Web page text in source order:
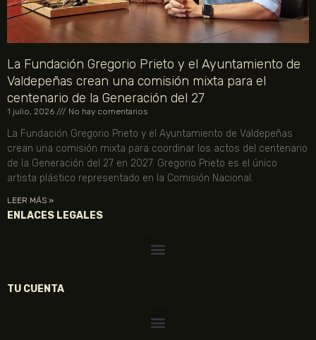
La Fundación Gregorio Prieto y el Ayuntamiento de
Valdepeñas crean una comisión mixta para el
centenario de la Generación del 27
1 julio, 2026 No hay comentarios
La Fundación Gregorio Prieto y el Ayuntamiento de Valdepeñas
crean una comisión mixta para coordinar los actos del centenario
de la Generación del 27 en 2027. Gregorio Prieto es el único
artista plástico representado en la Comisión Nacional.
LEER MÁS »
ENLACES LEGALES
TU CUENTA